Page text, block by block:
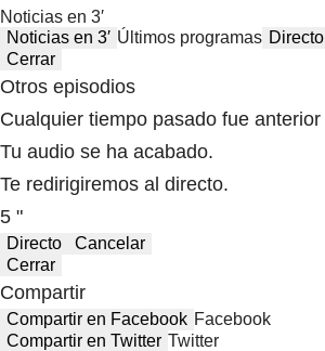
Noticias en 3′
Noticias en 3′ Últimos programas Directo
Cerrar
Otros episodios
Cualquier tiempo pasado fue anterior
Tu audio se ha acabado.
Te redirigiremos al directo.
5 "
Directo
Cancelar
Cerrar
Compartir
Compartir en Facebook Facebook
Compartir en Twitter Twitter